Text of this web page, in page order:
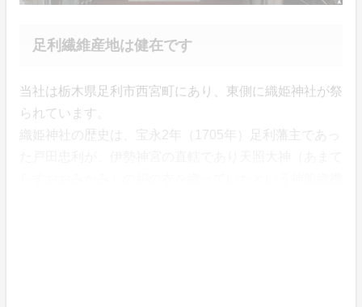
足利繊維産地は健在です
当社は栃木県足利市西宮町にあり、東側に織姫神社が祭
られています。
織姫神社の歴史は、宝永2年（1705年）足利藩主であっ